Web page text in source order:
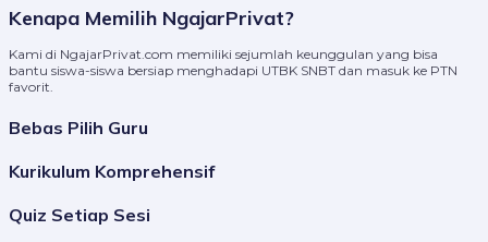
Kenapa Memilih NgajarPrivat?
Kami di NgajarPrivat.com memiliki sejumlah keunggulan yang bisa
bantu siswa-siswa bersiap menghadapi UTBK SNBT dan masuk ke PTN
favorit.
Bebas Pilih Guru
Kurikulum Komprehensif
Quiz Setiap Sesi